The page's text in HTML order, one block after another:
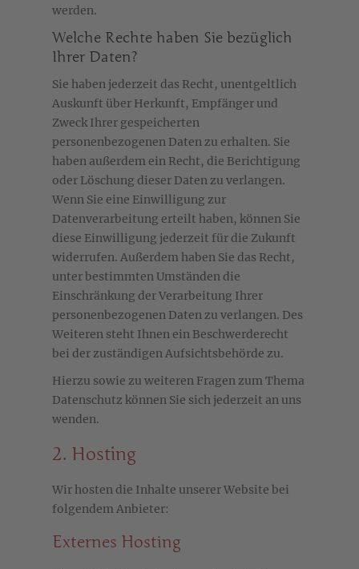
werden.
Welche Rechte haben Sie bezüglich
Ihrer Daten?
Sie haben jederzeit das Recht, unentgeltlich
Auskunft über Herkunft, Empfänger und
Zweck Ihrer gespeicherten
personenbezogenen Daten zu erhalten. Sie
haben außerdem ein Recht, die Berichtigung
oder Löschung dieser Daten zu verlangen.
Wenn Sie eine Einwilligung zur
Datenverarbeitung erteilt haben, können Sie
diese Einwilligung jederzeit für die Zukunft
widerrufen. Außerdem haben Sie das Recht,
unter bestimmten Umständen die
Einschränkung der Verarbeitung Ihrer
personenbezogenen Daten zu verlangen. Des
Weiteren steht Ihnen ein Beschwerderecht
bei der zuständigen Aufsichtsbehörde zu.
Hierzu sowie zu weiteren Fragen zum Thema
Datenschutz können Sie sich jederzeit an uns
wenden.
2. Hosting
Wir hosten die Inhalte unserer Website bei
folgendem Anbieter:
Externes Hosting